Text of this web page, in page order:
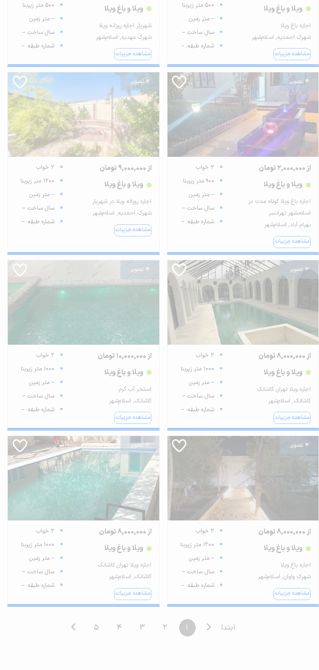
ویلا و باغ ویلا
اجاره باغ ویلا
شهرک احمدیه, اسلام‌شهر
مشاهده جزییات
500 متر زیربنا
-- متر زمین
سال ساخت --
شماره طبقه: --
ویلا و باغ ویلا
شهریار اجاره روزانه ویلا
شهرک مهدیه, اسلام‌شهر
مشاهده جزییات
500 متر زیربنا
-- متر زمین
سال ساخت --
شماره طبقه: --
4 تصویر
از 2,000,000 تومان
ویلا و باغ ویلا
اجاره باغ ویلا کوتاه مدت در
اسلامشهر تهرانسر
بهرام آباد, اسلام‌شهر
مشاهده جزییات
2 خواب
900 متر زیربنا
-- متر زمین
سال ساخت --
شماره طبقه: --
4 تصویر
از 9,000,000 تومان
ویلا و باغ ویلا
اجاره روزانه ویلا در شهریار
شهرک احمدیه, اسلام‌شهر
مشاهده جزییات
2 خواب
1200 متر زیربنا
-- متر زمین
سال ساخت --
شماره طبقه: --
4 تصویر
از 8,000,000 تومان
ویلا و باغ ویلا
اجاره ویلا تهران کاشانک
کاشانک, اسلام‌شهر
مشاهده جزییات
2 خواب
1000 متر زیربنا
-- متر زمین
سال ساخت --
شماره طبقه: --
4 تصویر
از 10,000,000 تومان
ویلا و باغ ویلا
استخر آب گرم
کاشانک, اسلام‌شهر
مشاهده جزییات
2 خواب
1000 متر زیربنا
-- متر زمین
سال ساخت --
شماره طبقه: --
4 تصویر
از 8,000,000 تومان
ویلا و باغ ویلا
اجاره باغ ویلا
شهرک واوان, اسلام‌شهر
مشاهده جزییات
2 خواب
1200 متر زیربنا
-- متر زمین
سال ساخت --
شماره طبقه: --
3 تصویر
از 8,000,000 تومان
ویلا و باغ ویلا
اجاره ویلا تهران کاشانک
کاشانک, اسلام‌شهر
مشاهده جزییات
2 خواب
1000 متر زیربنا
-- متر زمین
سال ساخت --
شماره طبقه: --
ابتدا 1
2
3
4
5